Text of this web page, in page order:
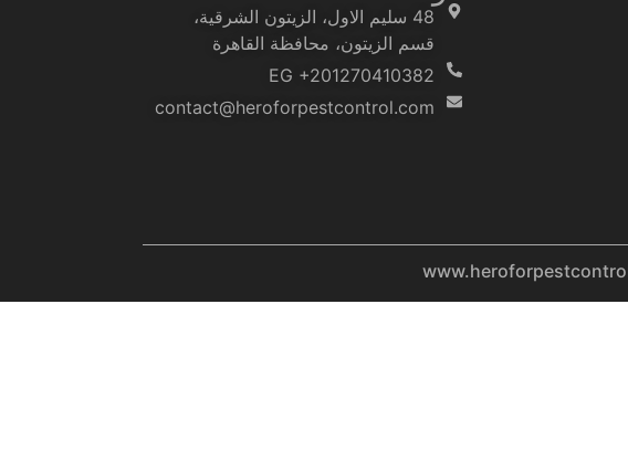
48 سليم الاول، الزيتون الشرقية،
قسم الزيتون، محافظة القاهرة‬
EG +201270410382
contact@heroforpestcontrol.com